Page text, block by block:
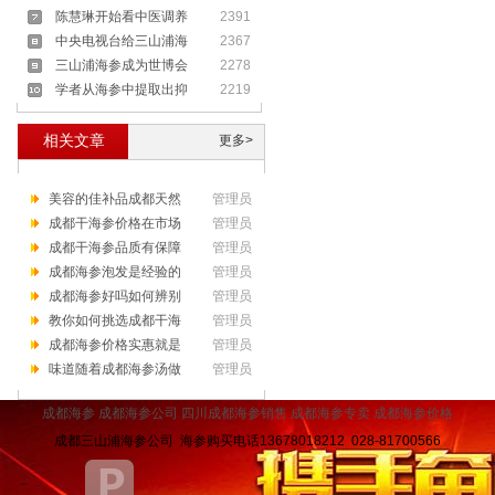
2391
陈慧琳开始看中医调养
2367
中央电视台给三山浦海
2278
三山浦海参成为世博会
2219
学者从海参中提取出抑
相关文章 更多>
管理员
美容的佳补品成都天然
管理员
成都干海参价格在市场
管理员
成都干海参品质有保障
管理员
成都海参泡发是经验的
管理员
成都海参好吗如何辨别
管理员
教你如何挑选成都干海
管理员
成都海参价格实惠就是
管理员
味道随着成都海参汤做
成都海参 成都海参公司 四川 成都海参销售 成都海参专卖 成都海参价格
成都三山浦海参公司 海参购买电话13678018212 028-81700566